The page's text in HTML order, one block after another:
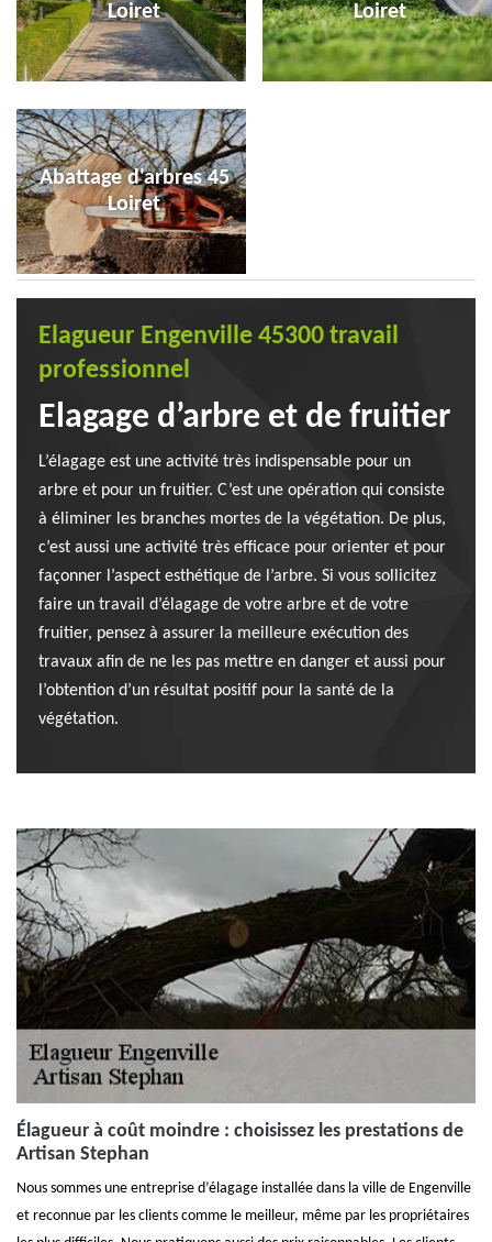
Loiret
Loiret
Abattage d'arbres 45
Loiret
Elagueur Engenville 45300 travail
professionnel
Elagage d’arbre et de fruitier
L’élagage est une activité très indispensable pour un
arbre et pour un fruitier. C’est une opération qui consiste
à éliminer les branches mortes de la végétation. De plus,
c’est aussi une activité très efficace pour orienter et pour
façonner l’aspect esthétique de l’arbre. Si vous sollicitez
faire un travail d’élagage de votre arbre et de votre
fruitier, pensez à assurer la meilleure exécution des
travaux afin de ne les pas mettre en danger et aussi pour
l’obtention d’un résultat positif pour la santé de la
végétation.
Élagueur à coût moindre : choisissez les prestations de
Artisan Stephan
Nous sommes une entreprise d’élagage installée dans la ville de Engenville
et reconnue par les clients comme le meilleur, même par les propriétaires